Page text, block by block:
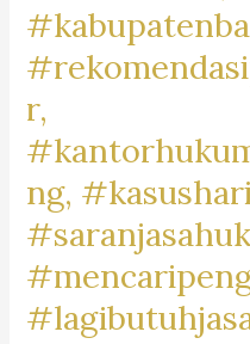
r,
ng,